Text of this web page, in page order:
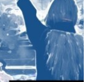
فرهنگ و زندگی
حقوق شهروندی
اقتصادی
علم و فناوری
مستندها
انتخابات ریاست
حمله جمهوری
رمز مهسا
دنبال کنید